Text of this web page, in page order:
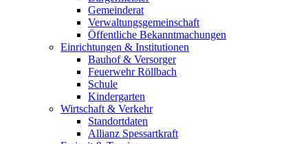
Gemeinderat
Verwaltungsgemeinschaft
Öffentliche Bekanntmachungen
Einrichtungen & Institutionen
Bauhof & Versorger
Feuerwehr Röllbach
Schule
Kindergarten
Wirtschaft & Verkehr
Standortdaten
Allianz Spessartkraft